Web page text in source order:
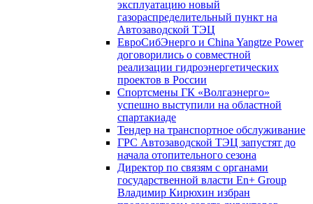
эксплуатацию новый
газораспределительный пункт на
Автозаводской ТЭЦ
ЕвроСибЭнерго и China Yangtze Power
договорились о совместной
реализации гидроэнергетических
проектов в России
Спортсмены ГК «Волгаэнерго»
успешно выступили на областной
спартакиаде
Тендер на транспортное обслуживание
ГРС Автозаводской ТЭЦ запустят до
начала отопительного сезона
Директор по связям с органами
государственной власти En+ Group
Владимир Кирюхин избран